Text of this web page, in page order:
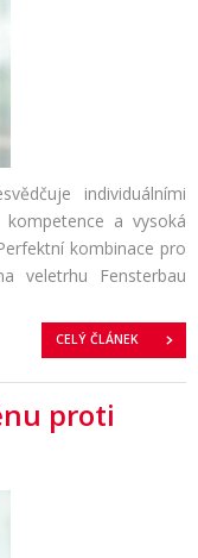
individuálními
a vysoká
kombinace pro
veletrhu Fensterbau
CELÝ ČLÁNEK
proti